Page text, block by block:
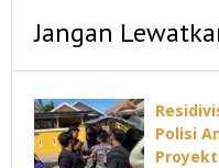
Jangan
Polisi